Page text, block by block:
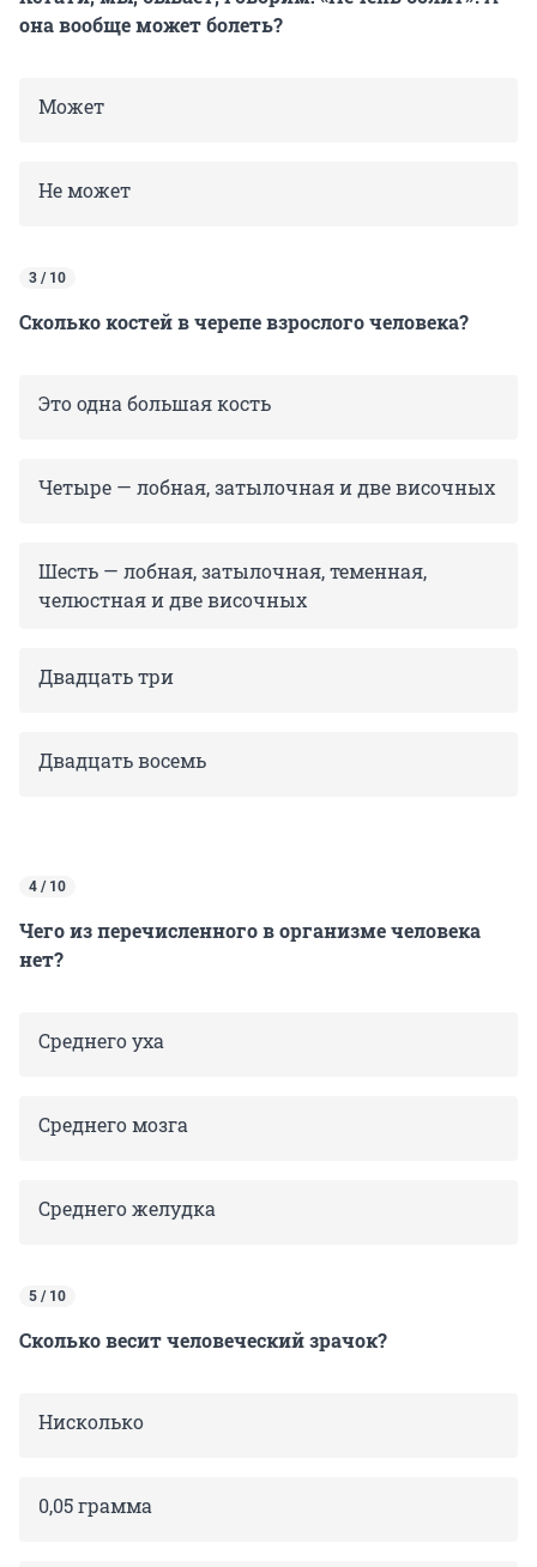
она вообще может болеть?
Может
Не может
3 / 10
Сколько костей в черепе взрослого человека?
Это одна большая кость
Четыре — лобная, затылочная и две височных
Шесть — лобная, затылочная, теменная,
челюстная и две височных
Двадцать три
Двадцать восемь
4 / 10
Чего из перечисленного в организме человека
нет?
Среднего уха
Среднего мозга
Среднего желудка
5 / 10
Сколько весит человеческий зрачок?
Нисколько
0,05 грамма